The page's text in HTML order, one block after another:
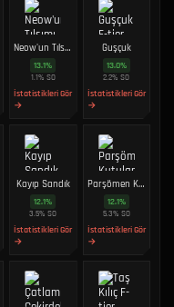
Neow'un Tılsımı
13.1%
1.1% SO
İstatistikleri Gör
→
Guşçuk
13.0%
2.2%SO
İstatistikleri Gör
→
Kayıp Sandık
12.1%
3.5%SO
İstatistikleri Gör
→
Parşömen Kutuları
12.1%
5.3% SO
İstatistikleri Gör
→